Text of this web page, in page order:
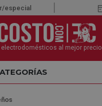
especial
al mejor precio